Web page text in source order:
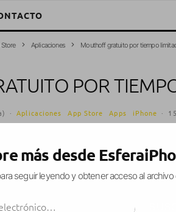
Aplicaciones Mouthoff gratuito por tiempo
POR
· Aplicaciones App Store Apps iPhone ·
nos permite seleccionar
al hablar se mueve la boca
más desde
seguir leyendo y obtener acceso al